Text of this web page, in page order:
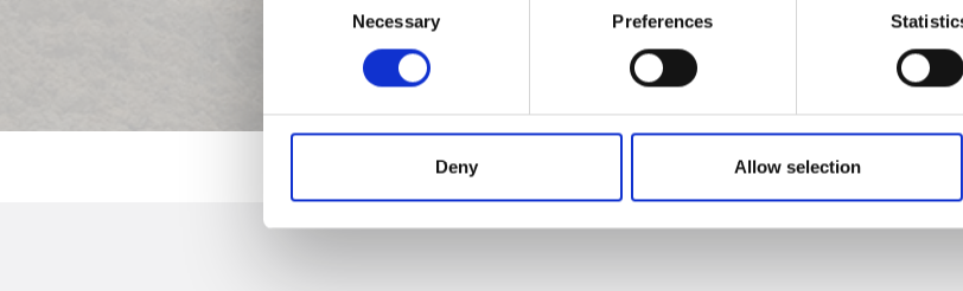
Necessary Preferences
Deny Allow selection